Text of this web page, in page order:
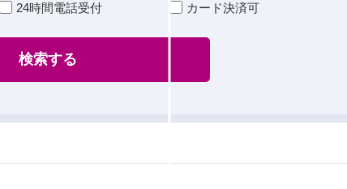
24時間電話受付
カード決済可
検索する